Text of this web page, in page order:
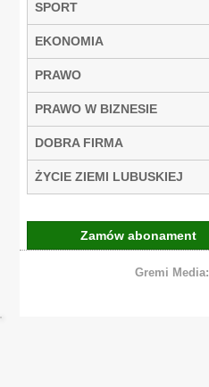
SPORT
EKONOMIA
PRAWO
PRAWO W BIZNESIE
DOBRA FIRMA
ŻYCIE ZIEMI LUBUSKIEJ
Zamów abonament
Gremi Media: